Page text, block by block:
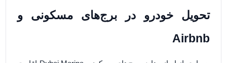
تحویل خودرو در برج‌های مسکونی و
Airbnb